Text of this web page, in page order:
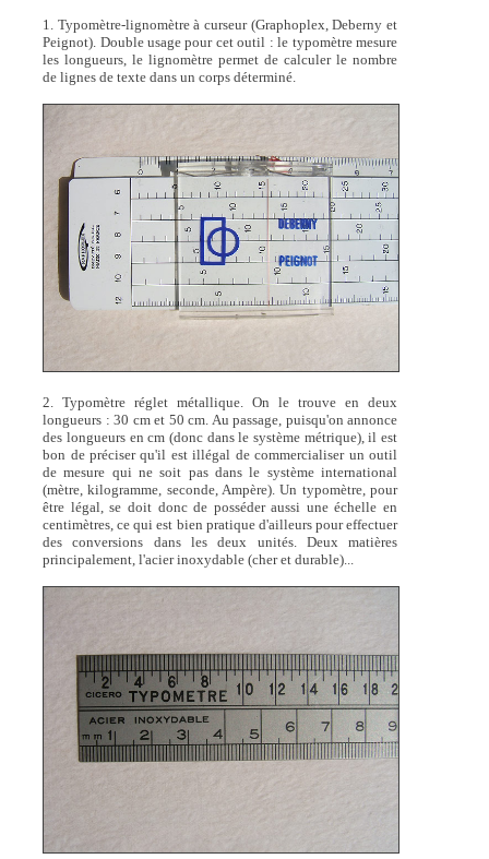
1. Typomètre-lignomètre à curseur (Graphoplex, Deberny et
Peignot). Double usage pour cet outil : le typomètre mesure
les longueurs, le lignomètre permet de calculer le nombre
de lignes de texte dans un corps déterminé.
2. Typomètre réglet métallique. On le trouve en deux
longueurs : 30 cm et 50 cm. Au passage, puisqu'on annonce
des longueurs en cm (donc dans le système métrique), il est
bon de préciser qu'il est illégal de commercialiser un outil
de mesure qui ne soit pas dans le système international
(mètre, kilogramme, seconde, Ampère). Un typomètre, pour
être légal, se doit donc de posséder aussi une échelle en
centimètres, ce qui est bien pratique d'ailleurs pour effectuer
des conversions dans les deux unités. Deux matières
principalement, l'acier inoxydable (cher et durable)...